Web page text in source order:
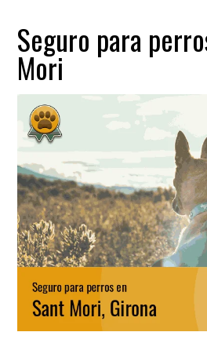
Seguro para
Mori